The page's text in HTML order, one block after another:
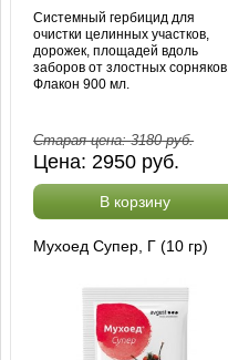
Системный гербицид для
очистки целинных участков,
дорожек, площадей вдоль
заборов от злостных сорняков.
Флакон 900 мл.
Старая цена:3180руб.
Цена: 2950 руб.
В корзину
Мухоед Супер, Г (10 гр)